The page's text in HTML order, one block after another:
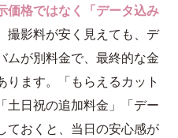
価格ではなく「データ込み
撮影料が安く見えても、デ
ムが別料金で、最終的な金
ります。「もらえるカット
土日祝の追加料金」「デー
ておくと、当日の安心感が